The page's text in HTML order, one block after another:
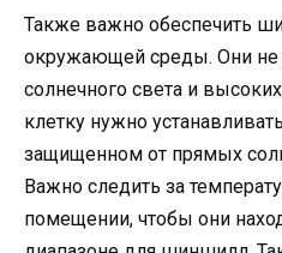
Также важно обеспечить
окружающей среды. Они не
солнечного света и
клетку нужно
защищенном от прямых
Важно следить за
помещении, чтобы они